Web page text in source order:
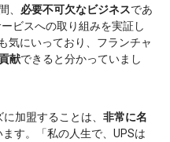
、 必要不可欠なビジネスであ
ビスへの取り組みを実証し
気にいっており、フランチャ
献できると分かっていまし
加盟することは、 非常に名
す。「私の人生で、UPSは